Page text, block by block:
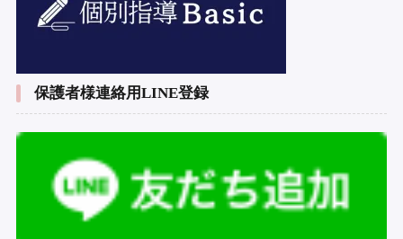
保護者様連絡用LINE登録